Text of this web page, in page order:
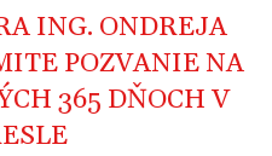
ING. ONDREJA
POZVANIE NA
365 DŇOCH V